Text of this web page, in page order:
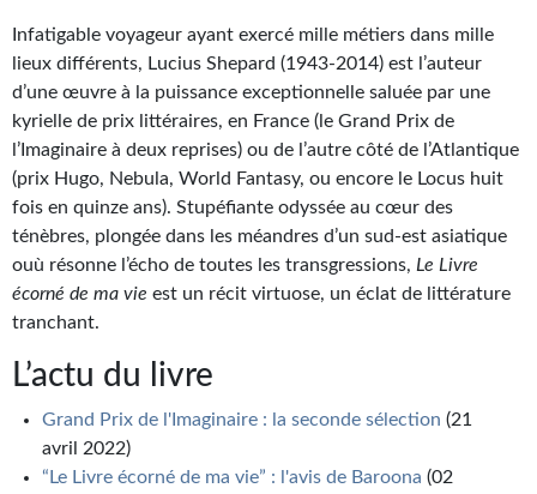
GOODIES
Goodies Gotland
Tirages d’art Une Heure-Lumière
PLUS
À paraître
Revue de presse
Récompenses
Newsletter
Le Bélial' sur Youtube
Infatigable voyageur ayant exercé mille métiers dans mille
lieux différents, Lucius Shepard (1943-2014) est l’auteur
d’une œuvre à la puissance exceptionnelle saluée par une
kyrielle de prix littéraires, en France (le Grand Prix de
l’Imaginaire à deux reprises) ou de l’autre côté de l’Atlantique
(prix Hugo, Nebula, World Fantasy, ou encore le Locus huit
fois en quinze ans). Stupéfiante odyssée au cœur des
ténèbres, plongée dans les méandres d’un sud-est asiatique
ouù résonne l’écho de toutes les transgressions, Le Livre
écorné de ma vie est un récit virtuose, un éclat de littérature
tranchant.
L’actu du livre
Grand Prix de l'Imaginaire : la seconde sélection (21
avril 2022)
“Le Livre écorné de ma vie” : l'avis de Baroona (02